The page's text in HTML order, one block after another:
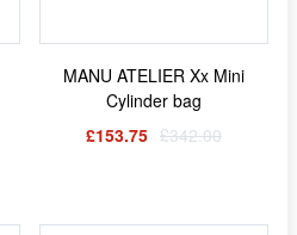
MANU ATELIER Xx Mini
Cylinder bag
£153.75 £342.00